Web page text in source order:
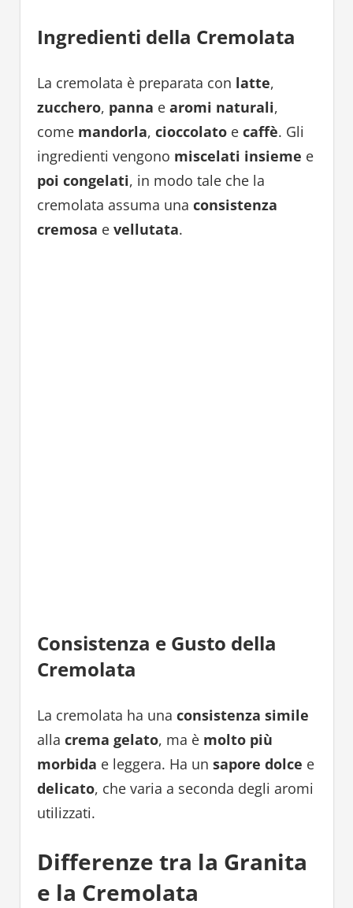
Ingredienti della Cremolata
La cremolata è preparata con latte,
zucchero, panna e aromi naturali,
comemandorla, cioccolatoe caffè. Gli
ingredienti vengono miscelati insieme e
poi congelati, in modo tale che la
cremolata assuma una consistenza
cremosa e vellutata.
Consistenza e Gusto della
Cremolata
La cremolata ha una consistenza simile
alla crema gelato, ma è molto più
morbida e leggera. Ha un sapore dolce e
delicato, che varia a seconda degli aromi
utilizzati.
Differenze tra la Granita
e la Cremolata